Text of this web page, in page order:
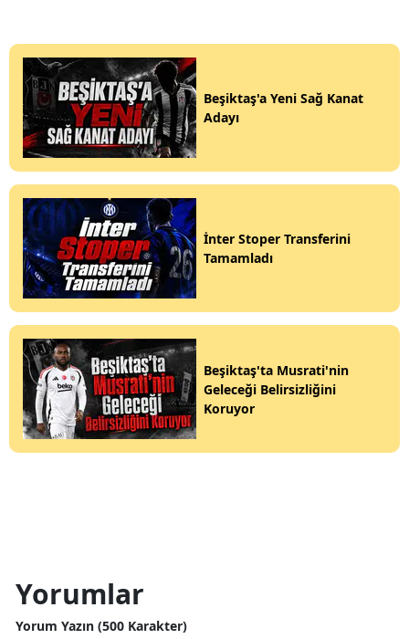
Beşiktaş'a Yeni Sağ Kanat
Adayı
İnter Stoper Transferini
Tamamladı
Beşiktaş'ta Musrati'nin
Geleceği Belirsizliğini
Koruyor
Yorumlar
Yorum Yazın (500 Karakter)